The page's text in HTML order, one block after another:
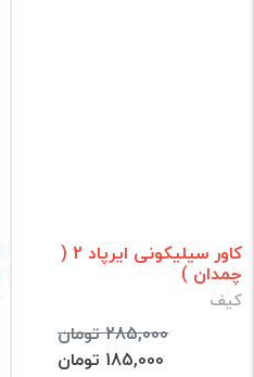
کاور سیلیکونی ایرپاد 2 (
چمدان )
کیف
285,000 تومان
185,000 تومان